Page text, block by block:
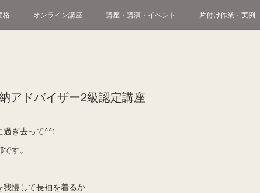
格 オンライン講座 講座・講演・イベント 片付け作業・実例
アドバイザー2級認定講座
過ぎ去って^^;
す。
慢して長袖を着るか